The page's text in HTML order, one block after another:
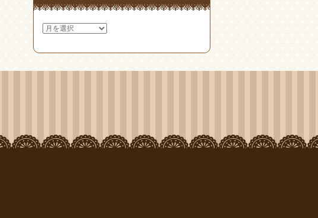
ア
ー
イ